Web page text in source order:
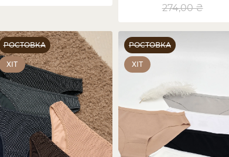
274,00 ₴
РОСТОВКА
ХІТ
РОСТОВКА
ХІТ